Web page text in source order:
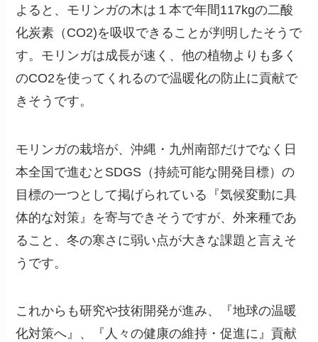
よると、モリンガの木は１本で年間117kgの二酸
化炭素（CO2)を吸収できることが判明したそうで
す。モリンガは成長が速く、他の植物よりも多く
のCO2を使ってくれるので温暖化の防止に貢献で
きそうです。
モリンガの栽培が、沖縄・九州南部だけでなく日
本全国で進むとSDGS（持続可能な開発目標）の
目標の一つとして掲げられている『気候変動に具
体的な対策』を寄与できそうですが、外来種であ
ること、冬の寒さに弱い点が大きな課題と言えそ
うです。
これからも研究や技術開発が進み、『地球の温暖
化対策へ』、『人々の健康の維持・促進に』貢献